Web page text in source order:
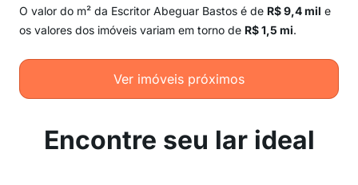
O valor do m² da Escritor Abeguar Bastos é de R$ 9,4 mil e
os valores dos imóveis variam em torno de R$ 1,5 mi.
Ver imóveis próximos
Encontre seu lar ideal